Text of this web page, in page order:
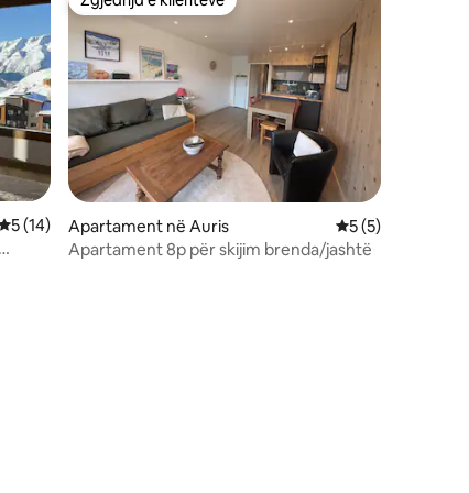
mesatar 5 nga 5, 14 vlerësime
5 (14)
Zgjedhja e klientëve
Apartament në Auris Vlerësimi
5 (5)
Apartament 8p për skijim brenda/jashtë